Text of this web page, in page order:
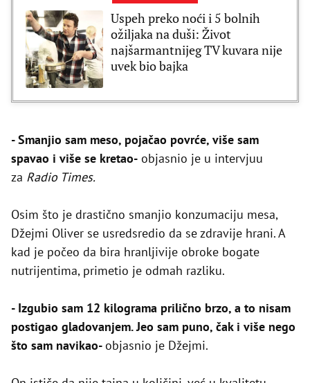
Uspeh preko noći i 5 bolnih
ožiljaka na duši: Život
najšarmantnijeg TV kuvara nije
uvek bio bajka
- Smanjio sam meso, pojačao povrće, više sam
spavao i više se kretao- objasnio je u intervjuu
za Radio Times.
Osim što je drastično smanjio konzumaciju mesa,
Džejmi Oliver se usredsredio da se zdravije hrani. A
kad je počeo da bira hranljivije obroke bogate
nutrijentima, primetio je odmah razliku.
- Izgubio sam 12 kilograma prilično brzo, a to nisam
postigao gladovanjem. Jeo sam puno, čak i više nego
što sam navikao-objasnio je Džejmi.